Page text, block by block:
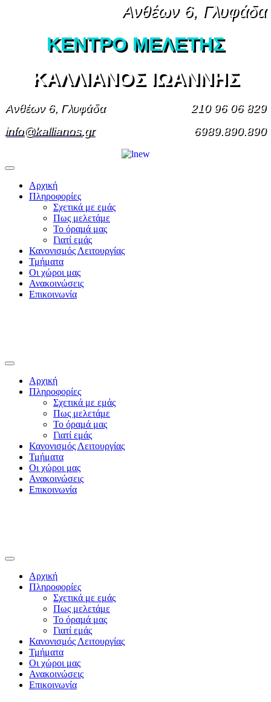
Ανθέων 6, Γλυφάδα
ΚΕΝΤΡΟ ΜΕΛΕΤΗΣ
ΚΑΛΛΙΑΝΟΣ ΙΩΑΝΝΗΣ
Ανθέων 6, Γλυφάδα
210 96 06 829
info@kallianos.gr
6989.890.890
Αρχική
Πληροφορίες
Σχετικά με εμάς
Πως μελετάμε
Το όραμά μας
Γιατί εμάς
Κανονισμός Λειτουργίας
Τμήματα
Οι χώροι μας
Ανακοινώσεις
Επικοινωνία
Αρχική
Πληροφορίες
Σχετικά με εμάς
Πως μελετάμε
Το όραμά μας
Γιατί εμάς
Κανονισμός Λειτουργίας
Τμήματα
Οι χώροι μας
Ανακοινώσεις
Επικοινωνία
Αρχική
Πληροφορίες
Σχετικά με εμάς
Πως μελετάμε
Το όραμά μας
Γιατί εμάς
Κανονισμός Λειτουργίας
Τμήματα
Οι χώροι μας
Ανακοινώσεις
Επικοινωνία